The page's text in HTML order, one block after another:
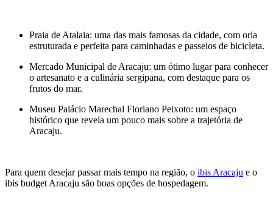
Praia de Atalaia: uma das mais famosas da cidade, com orla
estruturada e perfeita para caminhadas e passeios de bicicleta.
Mercado Municipal de Aracaju: um ótimo lugar para conhecer
o artesanato e a culinária sergipana, com destaque para os
frutos do mar.
Museu Palácio Marechal Floriano Peixoto: um espaço
histórico que revela um pouco mais sobre a trajetória de
Aracaju.
Para quem desejar passar mais tempo na região, o ibis Aracaju e o
ibis budget Aracaju são boas opções de hospedagem.